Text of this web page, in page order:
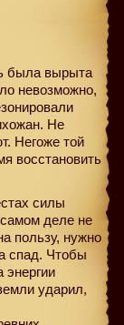
была вырыта
невозможно,
Не
Негоже той
восстановить
силы
деле не
пользу, нужно
спад. Чтобы
энергии
ударил,